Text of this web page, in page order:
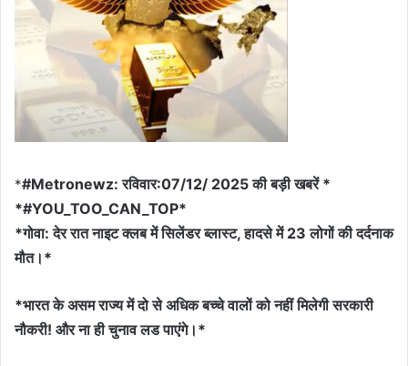
*#Metronewz: रविवार:07/12/ 2025 की बड़ी खबरें *
*#YOU_TOO_CAN_TOP*
*गोवा: देर रात नाइट क्लब में सिलेंडर ब्लास्ट, हादसे में 23 लोगों की दर्दनाक
मौत।*
*भारत के असम राज्य में दो से अधिक बच्चे वालों को नहीं मिलेगी सरकारी
नौकरी! और ना ही चुनाव लड पाएंगे।*